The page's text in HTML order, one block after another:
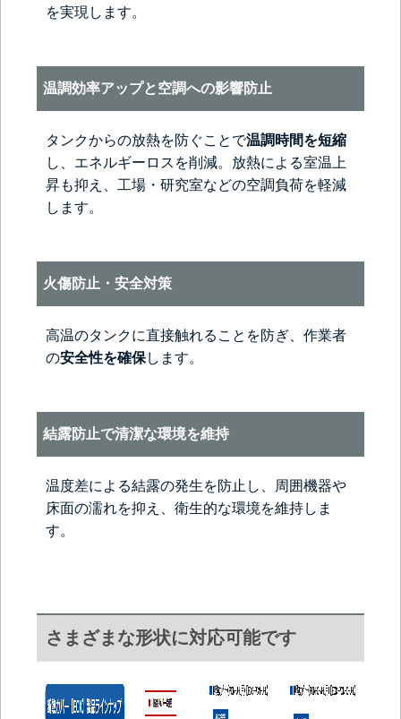
を実現します。
温調効率アップと空調への影響防止
タンクからの放熱を防ぐことで温調時間を短縮
し、エネルギーロスを削減。放熱による室温上
昇も抑え、工場・研究室などの空調負荷を軽減
します。
火傷防止・安全対策
高温のタンクに直接触れることを防ぎ、作業者
の安全性を確保します。
結露防止で清潔な環境を維持
温度差による結露の発生を防止し、周囲機器や
床面の濡れを抑え、衛生的な環境を維持しま
す。
さまざまな形状に対応可能です